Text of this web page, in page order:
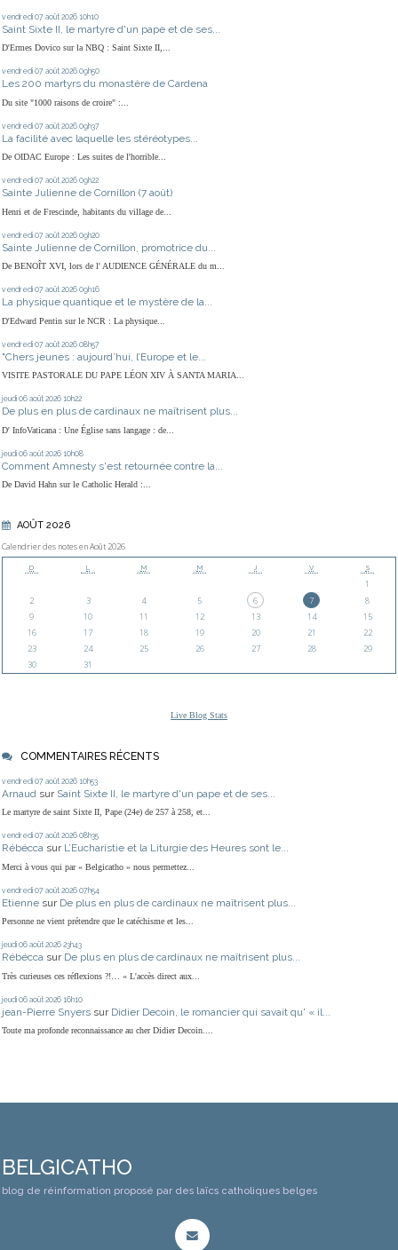
vendredi 07 août 2026 10h10
Saint Sixte II, le martyre d'un pape et de ses...
D'Ermes Dovico sur la NBQ : Saint Sixte II,...
vendredi 07 août 2026 09h50
Les 200 martyrs du monastère de Cardena
Du site "1000 raisons de croire" :...
vendredi 07 août 2026 09h37
La facilité avec laquelle les stéréotypes...
De OIDAC Europe : Les suites de l'horrible...
vendredi 07 août 2026 09h22
Sainte Julienne de Cornillon (7 août)
Henri et de Frescinde, habitants du village de...
vendredi 07 août 2026 09h20
Sainte Julienne de Cornillon, promotrice du...
De BENOÎT XVI, lors de l' AUDIENCE GÉNÉRALE du m...
vendredi 07 août 2026 09h16
La physique quantique et le mystère de la...
D'Edward Pentin sur le NCR : La physique...
vendredi 07 août 2026 08h57
"Chers jeunes : aujourd’hui, l’Europe et le...
VISITE PASTORALE DU PAPE LÉON XIV À SANTA MARIA...
jeudi 06 août 2026 10h22
De plus en plus de cardinaux ne maîtrisent plus...
D' InfoVaticana : Une Église sans langage : de...
jeudi 06 août 2026 10h08
Comment Amnesty s'est retournée contre la...
De David Hahn sur le Catholic Herald :...
AOÛT 2026
Calendrier des notes en Août 2026
D L M M J V S
1
2
3 4 5 6 7
8
9
10 11 12 13 14
15
16
17 18 19 20 21
22
23
24 25 26 27 28
29
30
31
Live Blog Stats
COMMENTAIRES RÉCENTS
vendredi 07 août 2026 10h53
Arnaud sur Saint Sixte II, le martyre d'un pape et de ses...
Le martyre de saint Sixte II, Pape (24e) de 257 à 258, et...
vendredi 07 août 2026 08h35
Rébécca sur L’Eucharistie et la Liturgie des Heures sont le...
Merci à vous qui par « Belgicatho » nous permettez...
vendredi 07 août 2026 07h54
Etienne sur De plus en plus de cardinaux ne maîtrisent plus...
Personne ne vient prétendre que le catéchisme et les...
jeudi 06 août 2026 23h43
Rébécca sur De plus en plus de cardinaux ne maîtrisent plus...
Très curieuses ces réflexions ?!… « L'accès direct aux...
jeudi 06 août 2026 16h10
jean-Pierre Snyers sur Didier Decoin, le romancier qui savait qu' « il...
Toute ma profonde reconnaissance au cher Didier Decoin....
BELGICATHO
blog de réinformation proposé par des laïcs catholiques belges